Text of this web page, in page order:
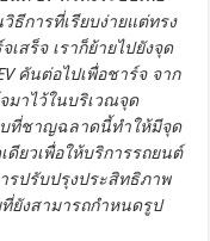
วิธีการที่เรียบง่ายแต่ทรง
เสร็จ เราก็ย้ายไปยังจุด
คันต่อไปเพื่อชาร์จ จาก
มาไว้ในบริเวณจุด
บที่ชาญฉลาดนี้ทำให้มีจุด
ดียวเพื่อให้บริการรถยนต์
รปรับปรุงประสิทธิภาพ
ยังสามารถกำหนดรูป